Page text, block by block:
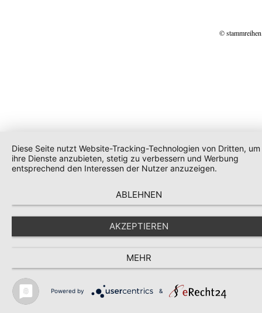
©
Diese Seite nutzt Website-Tracking-Technologien von Dritten, um
ihre Dienste anzubieten, stetig zu verbessern und Werbung
entsprechend den Interessen der Nutzer anzuzeigen.
ABLEHNEN
AKZEPTIEREN
MEHR
Powered by &